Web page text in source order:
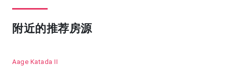
附近的推荐房源
Aage Katada II